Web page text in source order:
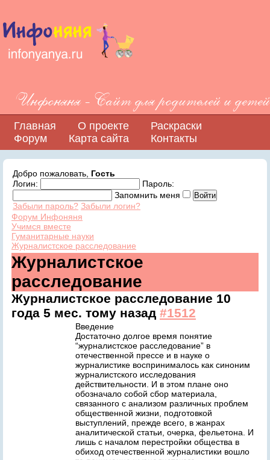
Инфоняня - Сайт для родителей и детей
Главная О проекте
Раскраски
Форум
Карта сайта Контакты
Добро пожаловать, Гость
Логин:
Пароль:
Запомнить меня
Забыли пароль? Забыли логин?
Форум Инфоняня
Учимся вместе
Гуманитарные науки
Журналистское расследование
Журналистское
расследование
Журналистское расследование 10
года 5 мес. тому назад #1512
Введение
Достаточно долгое время понятие
“журналистское расследование” в
отечественной прессе и в науке о
журналистике воспринималось как синоним
журналистского исследования
действительности. И в этом плане оно
обозначало собой сбор материала,
связанного с анализом различных проблем
общественной жизни, подготовкой
выступлений, прежде всего, в жанрах
аналитической статьи, очерка, фельетона. И
лишь с началом перестройки общества в
обиход отечественной журналистики вошло